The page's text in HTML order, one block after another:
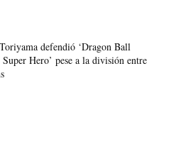
defendió ‘Dragon Ball
Hero’ pese a la división entre